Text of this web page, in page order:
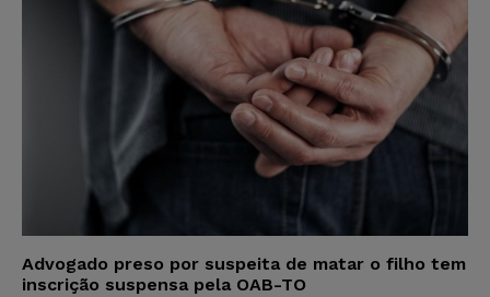
Advogado preso por suspeita de matar o filho tem
inscrição suspensa pela OAB-TO